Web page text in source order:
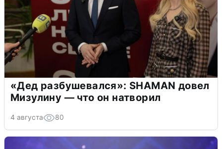
«Дед разбушевался»: SHAMAN довел
Мизулину — что он натворил
4 августа 80